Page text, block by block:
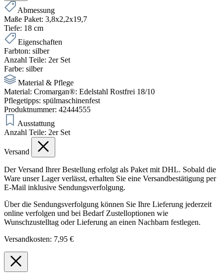
Abmessung
Maße Paket: 3,8x2,2x19,7
Tiefe: 18 cm
Eigenschaften
Farbton: silber
Anzahl Teile: 2er Set
Farbe: silber
Material & Pflege
Material: Cromargan®: Edelstahl Rostfrei 18/10
Pflegetipps: spülmaschinenfest
Produktnummer: 42444555
Ausstattung
Anzahl Teile: 2er Set
Versand
Der Versand Ihrer Bestellung erfolgt als Paket mit DHL. Sobald die
Ware unser Lager verlässt, erhalten Sie eine Versandbestätigung per
E-Mail inklusive Sendungsverfolgung.
Über die Sendungsverfolgung können Sie Ihre Lieferung jederzeit
online verfolgen und bei Bedarf Zustelloptionen wie
Wunschzustelltag oder Lieferung an einen Nachbarn festlegen.
Versandkosten: 7,95 €